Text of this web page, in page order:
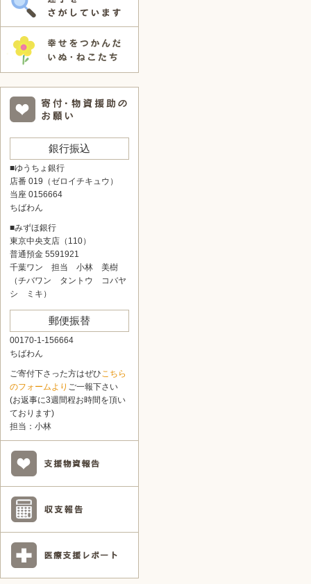
銀行振込
■ゆうちょ銀行
店番 019（ゼロイチキュウ）
当座 0156664
ちばわん
■みずほ銀行
東京中央支店（110）
普通預金 5591921
千葉ワン 担当 小林 美樹
（チバワン タントウ コバヤ
シ ミキ）
郵便振替
00170-1-156664
ちばわん
ご寄付下さった方はぜひこちら
のフォームより ご一報下さい
(お返事に3週間程お時間を頂い
ております)
担当：小林